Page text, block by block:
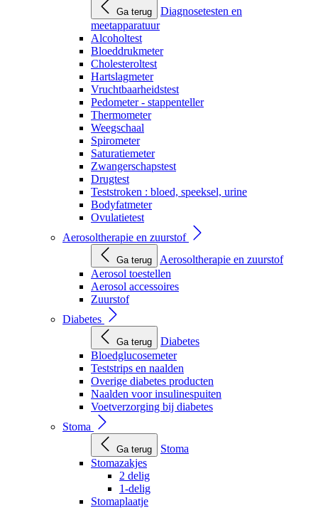
Ga terug
Diagnosetesten en
meetapparatuur
Alcoholtest
Bloeddrukmeter
Cholesteroltest
Hartslagmeter
Vruchtbaarheidstest
Pedometer - stappenteller
Thermometer
Weegschaal
Spirometer
Saturatiemeter
Zwangerschapstest
Drugtest
Teststroken : bloed, speeksel, urine
Bodyfatmeter
Ovulatietest
Aerosoltherapie en zuurstof
Ga terug
Aerosoltherapie en zuurstof
Aerosol toestellen
Aerosol accessoires
Zuurstof
Diabetes
Ga terug
Diabetes
Bloedglucosemeter
Teststrips en naalden
Overige diabetes producten
Naalden voor insulinespuiten
Voetverzorging bij diabetes
Stoma
Ga terug
Stoma
Stomazakjes
2 delig
1-delig
Stomaplaatje